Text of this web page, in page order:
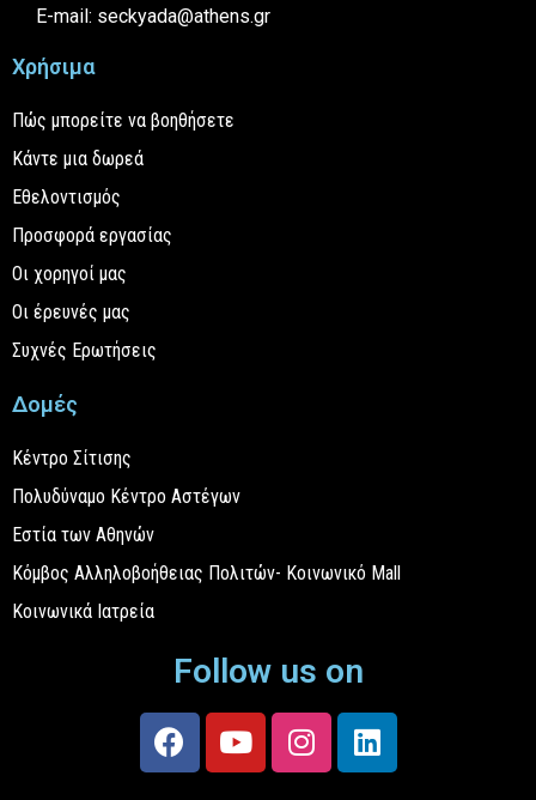
E-mail: seckyada@athens.gr
Χρήσιμα
Πώς μπορείτε να βοηθήσετε
Κάντε μια δωρεά
Εθελοντισμός
Προσφορά εργασίας
Οι χορηγοί μας
Οι έρευνές μας
Συχνές Ερωτήσεις
Δομές
Κέντρο Σίτισης
Πολυδύναμο Κέντρο Αστέγων
Εστία των Αθηνών
Κόμβος Αλληλοβοήθειας Πολιτών- Κοινωνικό Mall
Κοινωνικά Ιατρεία
Follow us on